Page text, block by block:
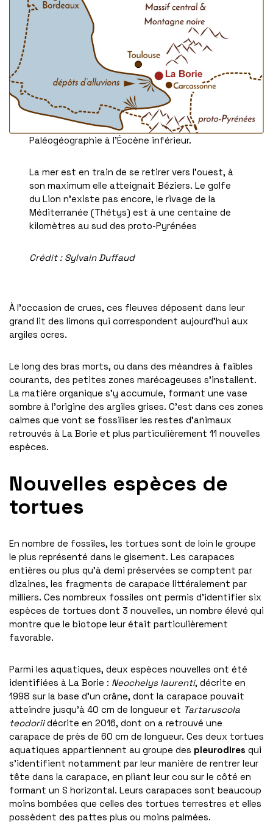
Paléogéographie à l’Éocène inférieur.
La mer est en train de se retirer vers l’ouest, à
son maximum elle atteignait Béziers. Le golfe
du Lion n’existe pas encore, le rivage de la
Méditerranée (Thétys) est à une centaine de
kilomètres au sud des proto-Pyrénées
Crédit : Sylvain Duffaud
À l’occasion de crues, ces fleuves déposent dans leur
grand lit des limons qui correspondent aujourd’hui aux
argiles ocres.
Le long des bras morts, ou dans des méandres à faibles
courants, des petites zones marécageuses s’installent.
La matière organique s’y accumule, formant une vase
sombre à l’origine des argiles grises. C’est dans ces zones
calmes que vont se fossiliser les restes d’animaux
retrouvés à La Borie et plus particulièrement 11 nouvelles
espèces.
Nouvelles espèces de
tortues
En nombre de fossiles, les tortues sont de loin le groupe
le plus représenté dans le gisement. Les carapaces
entières ou plus qu’à demi préservées se comptent par
dizaines, les fragments de carapace littéralement par
milliers. Ces nombreux fossiles ont permis d’identifier six
espèces de tortues dont 3 nouvelles, un nombre élevé qui
montre que le biotope leur était particulièrement
favorable.
Parmi les aquatiques, deux espèces nouvelles ont été
identifiées à La Borie : Neochelys laurenti, décrite en
1998 sur la base d’un crâne, dont la carapace pouvait
atteindre jusqu’à 40 cm de longueur et Tartaruscola
teodoriidécrite en 2016, dont on a retrouvé une
carapace de près de 60 cm de longueur. Ces deux tortues
aquatiques appartiennent au groupe des pleurodires qui
s’identifient notamment par leur manière de rentrer leur
tête dans la carapace, en pliant leur cou sur le côté en
formant un S horizontal. Leurs carapaces sont beaucoup
moins bombées que celles des tortues terrestres et elles
possèdent des pattes plus ou moins palmées.